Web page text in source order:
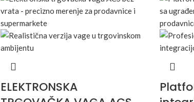
ELEKTRONSKA